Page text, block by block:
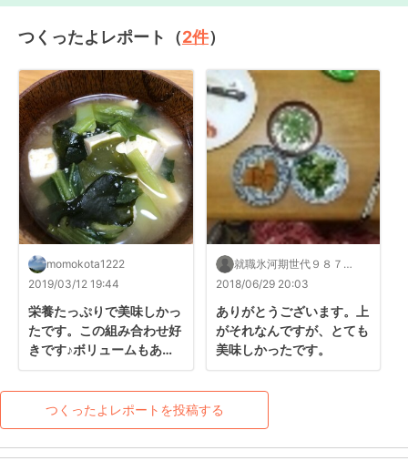
つくったよレポート（2件）
momokota1222
2019/03/12 19:44
栄養たっぷりで美味しかっ
たです。この組み合わせ好
きです♪ボリュームもあっ
良いですね。
就職氷河期世代９８７万
人内定ゼロは本当に自己
2018/06/29 20:03
ありがとうございます。上
がそれなんですが、とても
美味しかったです。
つくったよレポートを投稿する